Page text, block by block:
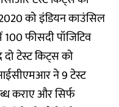
2020 को इंडियन काउंसिल
फीसदी पॉजिटिव
टेस्ट किट्स को
ने 9 टेस्ट
कराए और सिर्फ